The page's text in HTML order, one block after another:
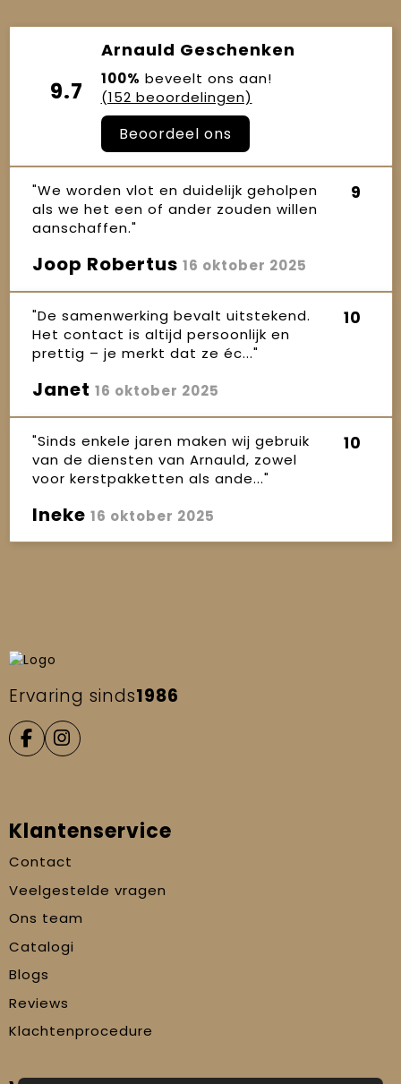
9.7
Arnauld Geschenken
100% beveelt ons aan!
(152 beoordelingen)
Beoordeel ons
"We worden vlot en duidelijk geholpen
als we het een of ander zouden willen
aanschaffen."
9
Joop Robertus 16 oktober 2025
"De samenwerking bevalt uitstekend.
Het contact is altijd persoonlijk en
prettig – je merkt dat ze éc..."
10
Janet 16 oktober 2025
"Sinds enkele jaren maken wij gebruik
van de diensten van Arnauld, zowel
voor kerstpakketten als ande..."
10
Ineke 16 oktober 2025
Ervaring sinds1986
Klantenservice
Contact
Veelgestelde vragen
Ons team
Catalogi
Blogs
Reviews
Klachtenprocedure